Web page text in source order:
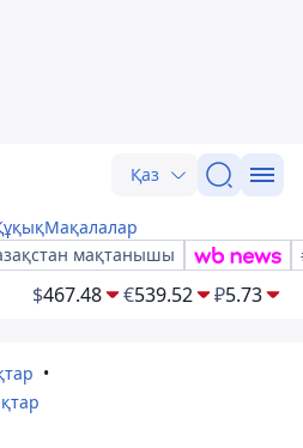
Қаз
Мақалалар
мақтанышы
$467.48 €539.52 ₽5.73